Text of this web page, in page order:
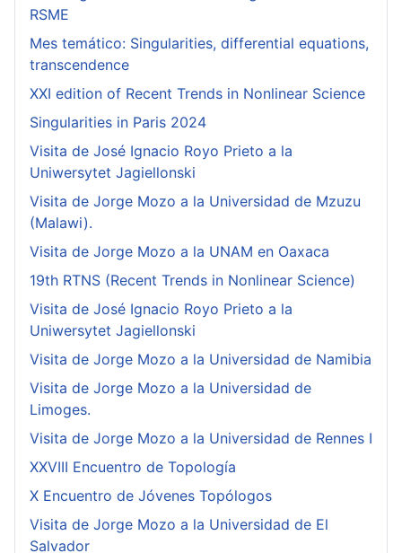
RSME
Mes temático: Singularities, differential equations,
transcendence
XXI edition of Recent Trends in Nonlinear Science
Singularities in Paris 2024
Visita de José Ignacio Royo Prieto a la
Uniwersytet Jagiellonski
Visita de Jorge Mozo a la Universidad de Mzuzu
(Malawi).
Visita de Jorge Mozo a la UNAM en Oaxaca
19th RTNS (Recent Trends in Nonlinear Science)
Visita de José Ignacio Royo Prieto a la
Uniwersytet Jagiellonski
Visita de Jorge Mozo a la Universidad de Namibia
Visita de Jorge Mozo a la Universidad de
Limoges.
Visita de Jorge Mozo a la Universidad de Rennes I
XXVIII Encuentro de Topología
X Encuentro de Jóvenes Topólogos
Visita de Jorge Mozo a la Universidad de El
Salvador